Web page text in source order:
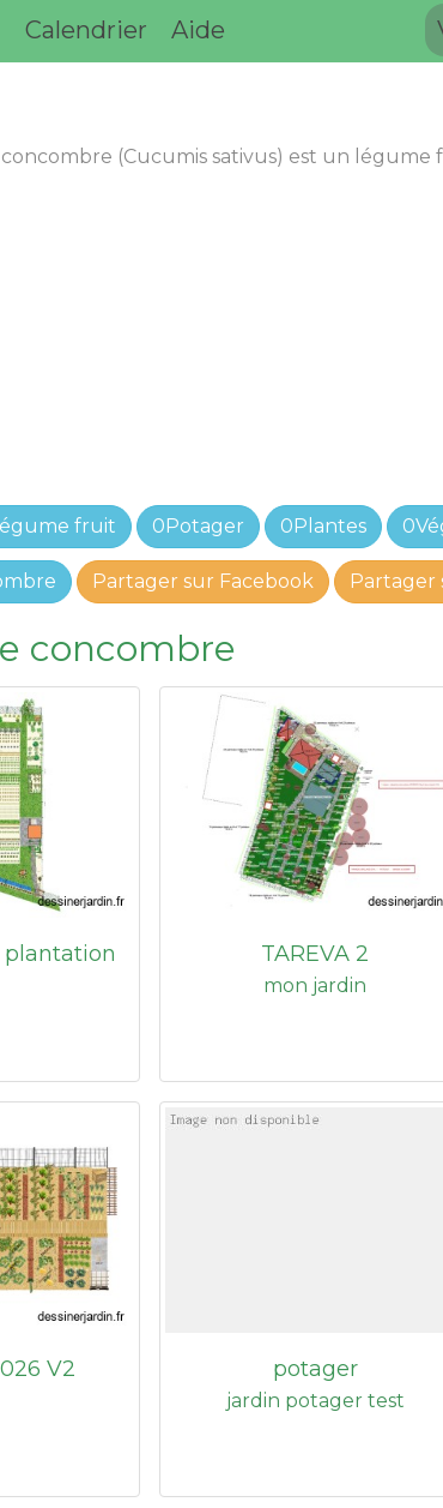
Calendrier Aide
concombre (Cucumis sativus) est un
fruit 0Potager 0Plantes
Partager sur Facebook Partager
concombre
plantation TAREVA 2
mon jardin
V2 potager
jardin potager test